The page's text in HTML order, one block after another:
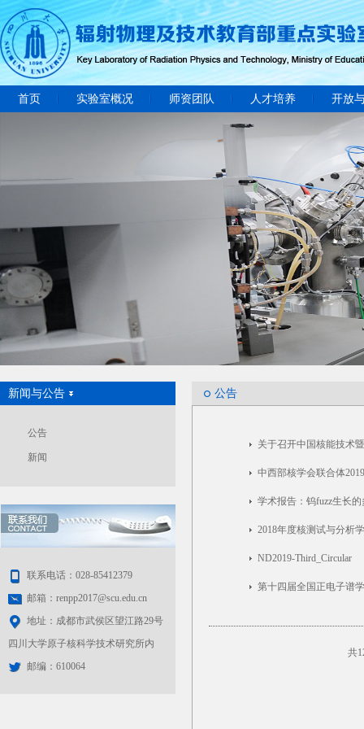
首页 实验室概况 师资团队 人才培养 开放
新闻与公告
公告
新闻
联系电话：028-85412379
邮箱：renpp2017@scu.edu.cn
地址：成都市武侯区望江路29号
四川大学原子核科学技术研究所内
邮编：610064
公告
关于召开中国核能技术
中西部核学会联合体
学术报告：钨fuzz生长
2018年度核测试与分析
ND2019-Third_Circular
第十四届全国正电子谱
共